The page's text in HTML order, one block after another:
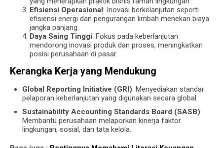
Efisiensi Operasional: Inovasi berkelanjutan seperti
efisiensi energi dan pengurangan limbah menekan biaya
jangka panjang.
Daya Saing Tinggi: Fokus pada keberlanjutan
mendorong inovasi produk dan proses, meningkatkan
posisi perusahaan di pasar.
Kerangka Kerja yang Mendukung
Global Reporting Initiative (GRI): Menyediakan standar
pelaporan keberlanjutan yang digunakan secara global.
Sustainability Accounting Standards Board (SASB):
Membantu perusahaan melaporkan kinerja faktor
lingkungan, sosial, dan tata kelola.